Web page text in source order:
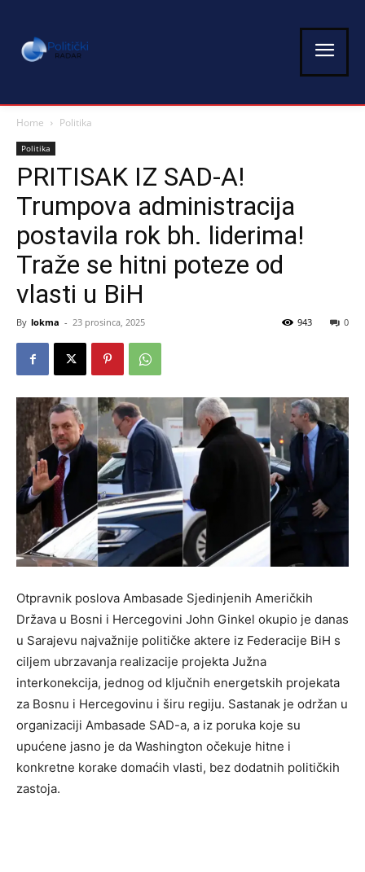
Home Politika
Politika
PRITISAK IZ SAD-A!
Trumpova administracija
postavila rok bh. liderima!
Traže se hitni poteze od
vlasti u BiH
By lokma - 23 prosinca, 2025 0
943
Otpravnik poslova Ambasade Sjedinjenih Američkih
Država u Bosni i Hercegovini John Ginkel okupio je danas
u Sarajevu najvažnije političke aktere iz Federacije BiH s
ciljem ubrzavanja realizacije projekta Južna
interkonekcija, jednog od ključnih energetskih projekata
za Bosnu i Hercegovinu i širu regiju. Sastanak je održan u
organizaciji Ambasade SAD-a, a iz poruka koje su
upućene jasno je da Washington očekuje hitne i
konkretne korake domaćih vlasti, bez dodatnih političkih
zastoja.